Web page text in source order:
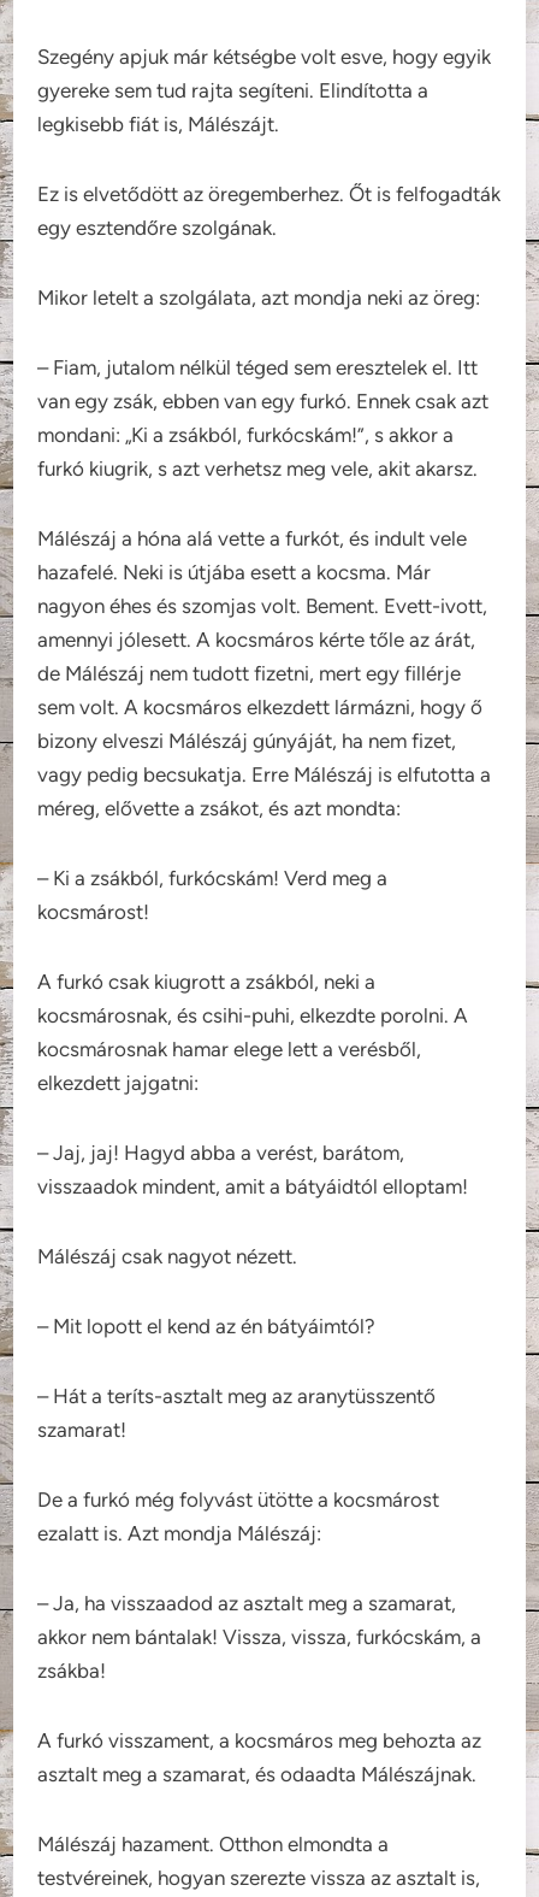
Szegény apjuk már kétségbe volt esve, hogy egyik
gyereke sem tud rajta segíteni. Elindította a
legkisebb fiát is, Málészájt.
Ez is elvetődött az öregemberhez. Őt is felfogadták
egy esztendőre szolgának.
Mikor letelt a szolgálata, azt mondja neki az öreg:
– Fiam, jutalom nélkül téged sem eresztelek el. Itt
van egy zsák, ebben van egy furkó. Ennek csak azt
mondani: „Ki a zsákból, furkócskám!”, s akkor a
furkó kiugrik, s azt verhetsz meg vele, akit akarsz.
Málészáj a hóna alá vette a furkót, és indult vele
hazafelé. Neki is útjába esett a kocsma. Már
nagyon éhes és szomjas volt. Bement. Evett-ivott,
amennyi jólesett. A kocsmáros kérte tőle az árát,
de Málészáj nem tudott fizetni, mert egy fillérje
sem volt. A kocsmáros elkezdett lármázni, hogy ő
bizony elveszi Málészáj gúnyáját, ha nem fizet,
vagy pedig becsukatja. Erre Málészáj is elfutotta a
méreg, elővette a zsákot, és azt mondta:
– Ki a zsákból, furkócskám! Verd meg a
kocsmárost!
A furkó csak kiugrott a zsákból, neki a
kocsmárosnak, és csihi-puhi, elkezdte porolni. A
kocsmárosnak hamar elege lett a verésből,
elkezdett jajgatni:
– Jaj, jaj! Hagyd abba a verést, barátom,
visszaadok mindent, amit a bátyáidtól elloptam!
Málészáj csak nagyot nézett.
– Mit lopott el kend az én bátyáimtól?
– Hát a teríts-asztalt meg az aranytüsszentő
szamarat!
De a furkó még folyvást ütötte a kocsmárost
ezalatt is. Azt mondja Málészáj:
– Ja, ha visszaadod az asztalt meg a szamarat,
akkor nem bántalak! Vissza, vissza, furkócskám, a
zsákba!
A furkó visszament, a kocsmáros meg behozta az
asztalt meg a szamarat, és odaadta Málészájnak.
Málészáj hazament. Otthon elmondta a
testvéreinek, hogyan szerezte vissza az asztalt is,